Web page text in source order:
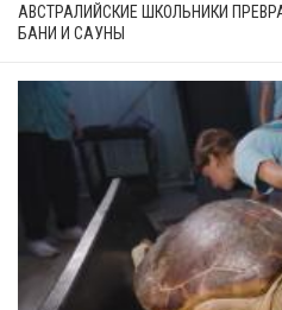
АВСТРАЛИЙСКИЕ ШКОЛЬНИКИ
БАНИ И САУНЫ